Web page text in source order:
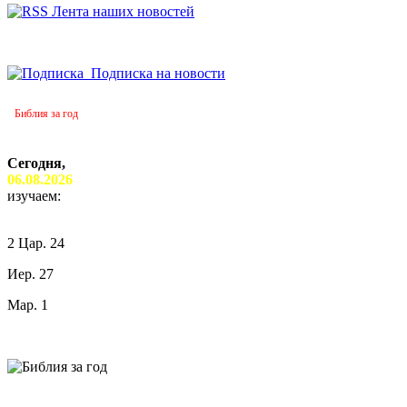
Лента наших новостей
Подписка на новости
Библия за год
Сегодня,
06.08.2026
изучаем:
2 Цар. 24
Иер. 27
Мар. 1